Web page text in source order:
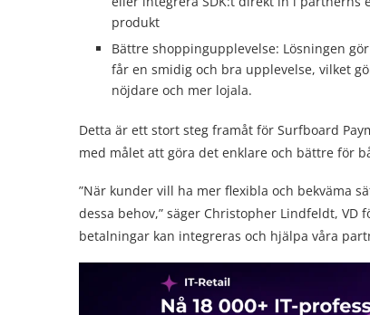
produkt
Bättre shoppingupplevelse: Lösningen
får en smidig och bra upplevelse, vilket
nöjdare och mer lojala.
Detta är ett stort steg framåt för Surfboard
med målet att göra det enklare och bättre för
”När kunder vill ha mer flexibla och bekväma
dessa behov,” säger Christopher Lindfeldt,
betalningar kan integreras och hjälpa våra